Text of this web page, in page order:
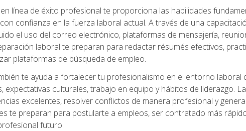
línea de éxito profesional te proporciona las habilidades
confianza en la fuerza laboral actual. A través de una
el uso del correo electrónico, plataformas de mensajería,
laboral te preparan para redactar résumés efectivos,
plataformas de búsqueda de empleo.
te ayuda a fortalecer tu profesionalismo en el entorno
expectativas culturales, trabajo en equipo y hábitos de liderazgo.
excelentes, resolver conflictos de manera profesional y
te preparan para postularte a empleos, ser contratado más
futuro.